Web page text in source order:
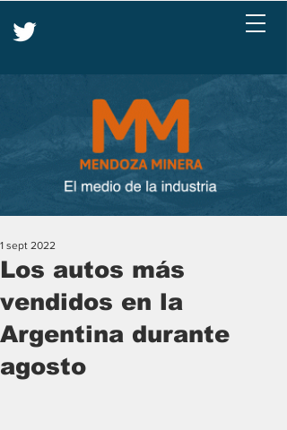
Los autos más
vendidos en la
Argentina durante
agosto
1 sept 2022